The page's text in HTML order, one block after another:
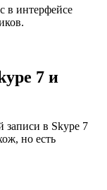
в интерфейсе
7 и
в Skype 7
но есть